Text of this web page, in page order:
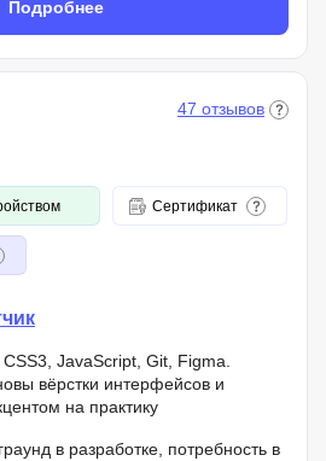
Подробнее
47 отзывов
Сертификат
JavaScript, Git, Figma.
вёрстки интерфейсов и
на практику
в разработке, потребность в